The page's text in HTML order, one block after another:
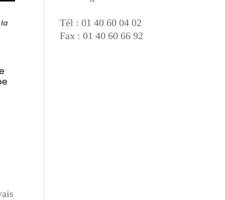
Tél : 01 40 60 04 02
Fax : 01 40 60 66 92